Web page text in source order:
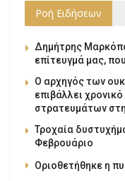
Ροή Ειδήσεων
Δημήτρης
επίτευγμά μας,
Ο αρχηγός των
επιβάλλει
στρατευμάτων
Τροχαία
Φεβρουάριο
Οριοθετήθηκε η